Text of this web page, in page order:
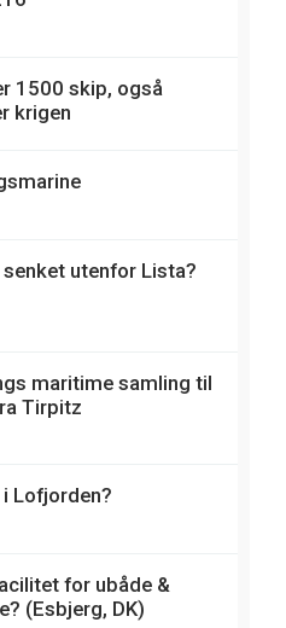
1500 skip, også
krigen
utenfor Lista?
maritime samling til
Tirpitz
Lofjorden?
for ubåde &
(Esbjerg, DK)